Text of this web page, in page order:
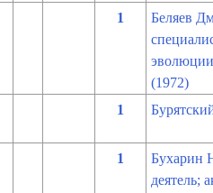
1
Беляев
(1972)
1
1
Бухарин
деятель;